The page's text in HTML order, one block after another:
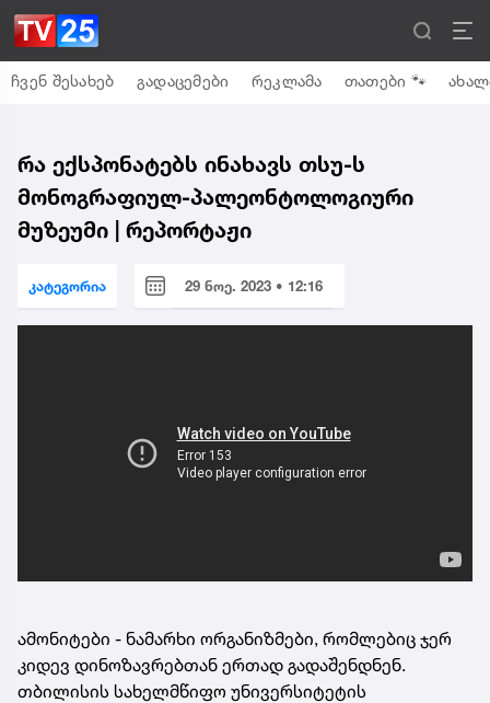
ჩვენ შესახებ გადაცემები რეკლამა თათები 🐾
რა ექსპონატებს ინახავს თსუ-ს
მონოგრაფიულ-პალეონტოლოგიური
მუზეუმი | რეპორტაჟი
კატეგორია 29 ნოე. 2023 • 12:16
ამონიტები - ნამარხი ორგანიზმები, რომლებიც ჯერ
კიდევ დინოზავრებთან ერთად გადაშენდნენ.
თბილისის სახელმწიფო უნივერსიტეტის